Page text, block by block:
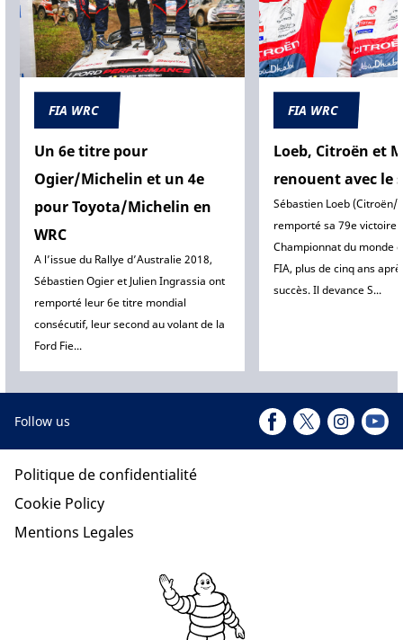
FIA WRC
Un 6e titre pour
Ogier/Michelin et un 4e
pour Toyota/Michelin en
WRC
A l’issue du Rallye d’Australie 2018,
Sébastien Ogier et Julien Ingrassia ont
remporté leur 6e titre mondial
consécutif, leur second au volant de la
Ford Fie...
FIA WRC
Loeb, Citroën et
renouent avec le
Sébastien Loeb (Citroën/
remporté sa 79e victoire
Championnat du monde
FIA, plus de cinq ans
succès. Il devance S...
Follow us
Politique de confidentialité
Cookie Policy
Mentions Legales